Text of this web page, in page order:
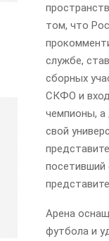
том, что
службе,
сборных
СКФО и
чемпионы, а
свой
посетивший
Арена
футбола и